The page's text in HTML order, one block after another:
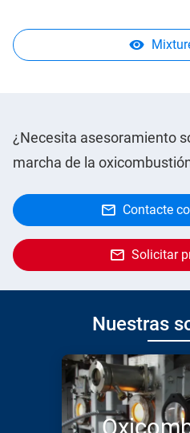
¿Necesita asesoramiento
marcha de la
Contacte
Solicitar
Nuestras